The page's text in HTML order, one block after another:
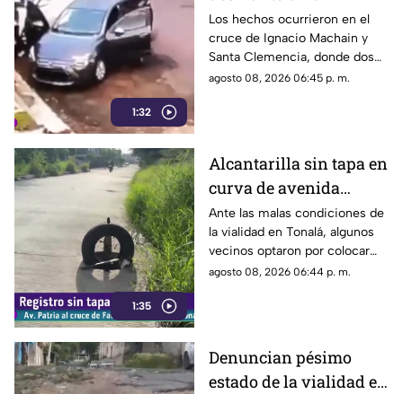
1:32
vehículo a plena luz del
día en Guadalajara
Los hechos ocurrieron en el
cruce de Ignacio Machain y
Santa Clemencia, donde dos
sujetos fueron captados
agosto 08, 2026 06:45 p. m.
1:35
Alcantarilla sin tapa en
curva de avenida
Patria
Ante las malas condiciones de
la vialidad en Tonalá, algunos
vecinos optaron por colocar
una llanta como señalamiento
agosto 08, 2026 06:44 p. m.
Denuncian pésimo
estado de la vialidad en